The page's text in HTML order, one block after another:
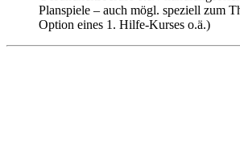
Planspiele – auch mögl. speziell zum
Option eines 1. Hilfe-Kurses o.ä.)